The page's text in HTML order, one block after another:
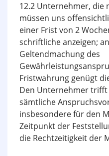
12.2 Unternehmer, die
müssen uns
einer Frist von 2
schriftliche anzeigen;
Geltendmachung des
Fristwahrung genügt
Den Unternehmer trifft
sämtliche
insbesondere für den
Zeitpunkt der
die Rechtzeitigkeit der